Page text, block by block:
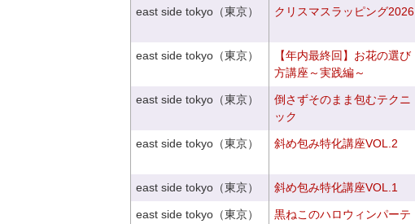
east side tokyo（東京） クリスマスラッピング2026
east side tokyo（東京）
【年内最終回】お花の選び
方講座～実践編～
east side tokyo（東京）
倒さずそのまま包むテクニ
ック
east side tokyo（東京） 斜め包み特化講座VOL.2
east side tokyo（東京） 斜め包み特化講座VOL.1
east side tokyo（東京）
黒ねこのハロウィンパーテ